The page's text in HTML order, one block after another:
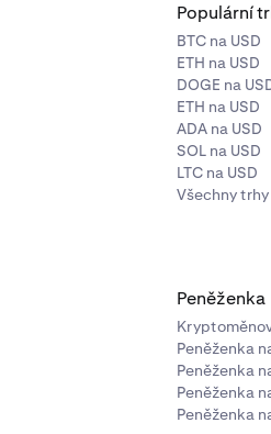
Populární
BTC na USD
ETH na USD
DOGE na
ETH na USD
ADA na USD
SOL na USD
LTC na USD
Všechny
Peněženka
Peněženka
Peněženka
Peněženka
Peněženka